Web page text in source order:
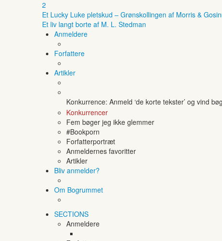
2
Et Lucky Luke pletskud – Grønskollingen af Morris &
Et liv langt borte af M. L. Stedman
Anmeldere
Forfattere
Artikler
Konkurrence: Anmeld ‘de korte tekster’ og vind
Konkurrencer
Fem bøger jeg ikke glemmer
#Bookporn
Forfatterportræt
Anmeldernes favoritter
Artikler
Bliv anmelder?
Om Bogrummet
SECTIONS
Anmeldere